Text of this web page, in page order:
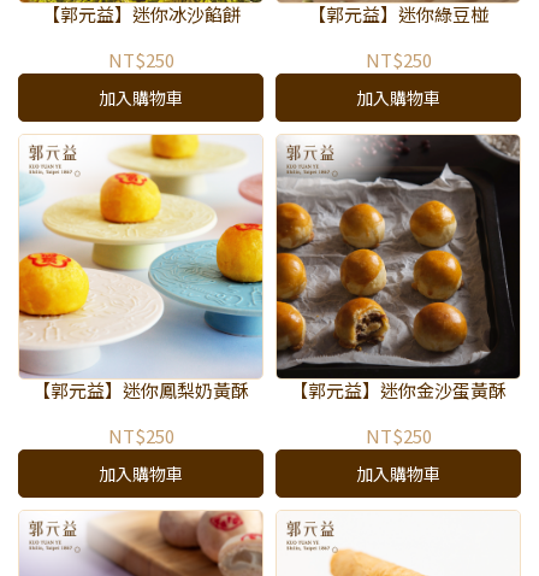
【郭元益】迷你冰沙餡餅
NT$250
加入購物車
【郭元益】迷你綠豆椪
NT$250
加入購物車
【郭元益】迷你鳳梨奶黃酥
NT$250
加入購物車
【郭元益】迷你金沙蛋黃酥
NT$250
加入購物車